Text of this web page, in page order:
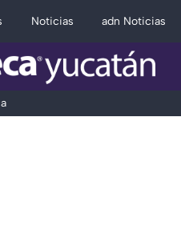
Noticias adn Noticias